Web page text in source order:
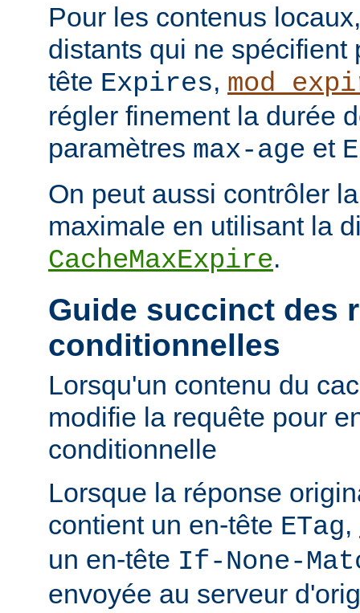
Pour les contenus
distants qui ne spécifient
tête Expires,
régler finement la durée
paramètres max-age et
On peut aussi contrôler
maximale en utilisant la
CacheMaxExpire.
Guide succinct des
conditionnelles
Lorsqu'un contenu du
modifie la requête pour
conditionnelle
Lorsque la réponse
contient un en-tête ETag,
un en-tête If-None-
envoyée au serveur